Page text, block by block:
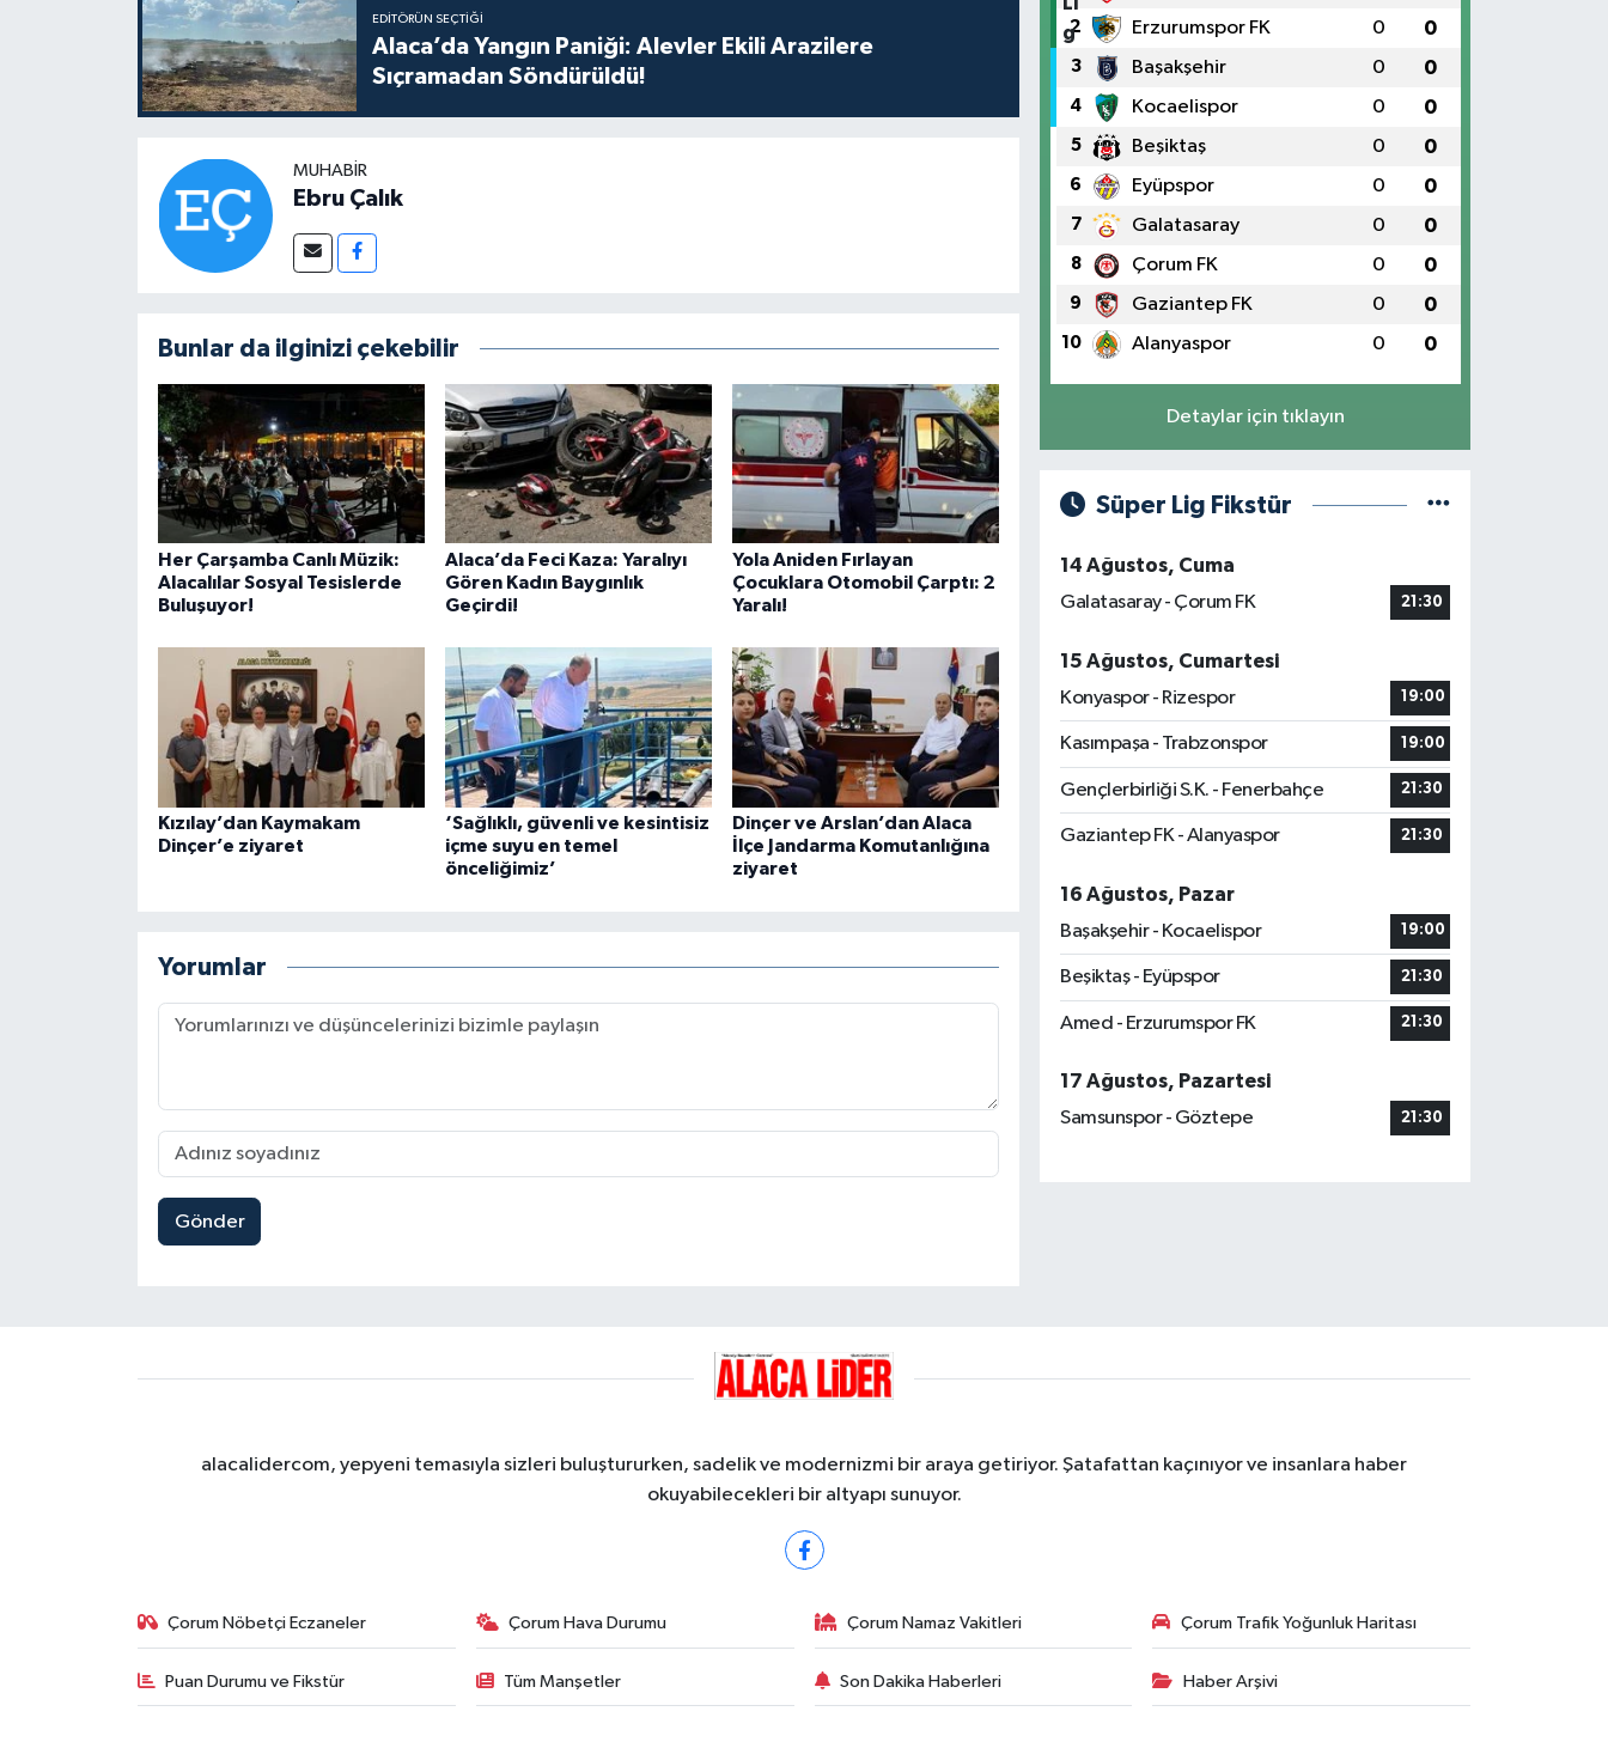
EDITÖRÜN SEÇTIĞI
Alaca’da Yangın Paniği: Alevler Ekili Arazilere
Sıçramadan Söndürüldü!
MUHABIR
Ebru Çalık
Bunlar da ilginizi çekebilir
Her Çarşamba Canlı Müzik:
Alacalılar Sosyal Tesislerde
Buluşuyor!
Alaca’da Feci Kaza: Yaralıyı
Gören Kadın Baygınlık
Geçirdi!
Yola Aniden Fırlayan
Çocuklara Otomobil Çarptı: 2
Yaralı!
Kızılay’dan Kaymakam
Dinçer’e ziyaret
‘Sağlıklı, güvenli ve kesintisiz
içme suyu en temel
önceliğimiz’
Dinçer ve Arslan’dan Alaca
İlçe Jandarma Komutanlığına
ziyaret
Yorumlar
Gönder
2 Erzurumspor FK 0 0
3 Başakşehir 0 0
4 Kocaelispor 0 0
5 Beşiktaş 0 0
6 Eyüpspor 0 0
7 Galatasaray 0 0
8 Çorum FK 0 0
9 Gaziantep FK 0 0
10 Alanyaspor 0 0
Detaylar için tıklayın
Süper Lig Fikstür
14 Ağustos, Cuma
Galatasaray - Çorum FK
21:30
15 Ağustos, Cumartesi
Konyaspor - Rizespor
19:00
Kasımpaşa - Trabzonspor 19:00
Gençlerbirliği S.K. - Fenerbahçe 21:30
Gaziantep FK - Alanyaspor 21:30
16 Ağustos, Pazar
Başakşehir - Kocaelispor
19:00
Beşiktaş - Eyüpspor 21:30
Amed - Erzurumspor FK 21:30
17 Ağustos, Pazartesi
Samsunspor - Göztepe
21:30
alacalidercom, yepyeni temasıyla sizleri buluştururken, sadelik ve modernizmi bir araya getiriyor. Şatafattan kaçınıyor ve insanlara haber
okuyabilecekleri bir altyapı sunuyor.
Çorum Nöbetçi Eczaneler Çorum Hava Durumu Çorum Namaz Vakitleri Çorum Trafik Yoğunluk Haritası
Puan Durumu ve Fikstür Tüm Manşetler Son Dakika Haberleri Haber Arşivi